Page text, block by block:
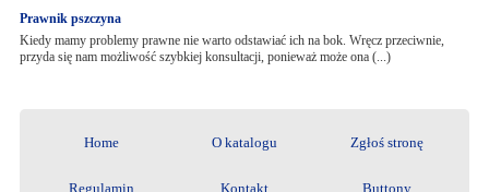
Prawnik pszczyna
Kiedy mamy problemy prawne nie warto odstawiać ich na bok. Wręcz przeciwnie,
przyda się nam możliwość szybkiej konsultacji, ponieważ może ona (...)
Home O katalogu Zgłoś stronę
Regulamin Kontakt Buttony